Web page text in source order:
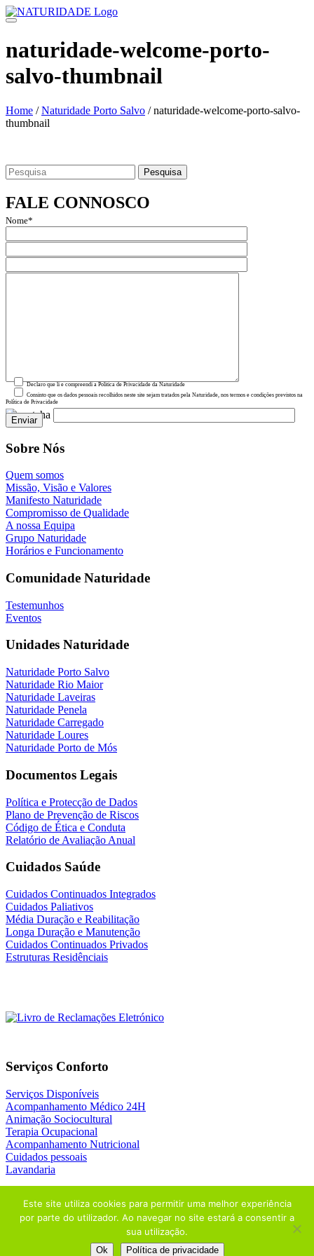
Skip
to
naturidade-welcome-porto-
salvo-thumbnail
Home / Naturidade Porto Salvo / naturidade-welcome-porto-salvo-
thumbnail
Search
for:
FALE CONNOSCO
Nome*
Declaro que li e compreendi a Política de Privacidade da Naturidade
Consinto que os dados pessoais recolhidos neste site sejam tratados pela Naturidade, nos termos e condições previstos na
Política de Privacidade
Sobre Nós
Quem somos
Missão, Visão e Valores
Manifesto Naturidade
Compromisso de Qualidade
A nossa Equipa
Grupo Naturidade
Horários e Funcionamento
Comunidade Naturidade
Testemunhos
Eventos
Unidades Naturidade
Naturidade Porto Salvo
Naturidade Rio Maior
Naturidade Laveiras
Naturidade Penela
Naturidade Carregado
Naturidade Loures
Naturidade Porto de Mós
Documentos Legais
Política e Protecção de Dados
Plano de Prevenção de Riscos
Código de Ética e Conduta
Relatório de Avaliação Anual
Cuidados Saúde
Cuidados Continuados Integrados
Cuidados Paliativos
Média Duração e Reabilitação
Longa Duração e Manutenção
Cuidados Continuados Privados
Estruturas Residênciais
Serviços Conforto
Serviços Disponíveis
Acompanhamento Médico 24H
Animação Sociocultural
Terapia Ocupacional
Acompanhamento Nutricional
Cuidados pessoais
Lavandaria
NATURIDADE | Design byADDAPT+
Este site utiliza cookies para permitir uma melhor experiência
por parte do utilizador. Ao navegar no site estará a consentir a
sua utilização.
Ok Política de privacidade